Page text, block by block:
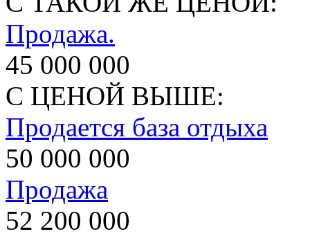
Продажа.
45 000 000
С ЦЕНОЙ ВЫШЕ:
Продается база отдыха
50 000 000
Продажа
52 200 000